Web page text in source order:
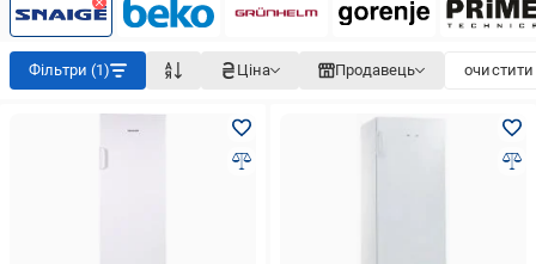
Фільтри (1) Ціна Продавець очистити